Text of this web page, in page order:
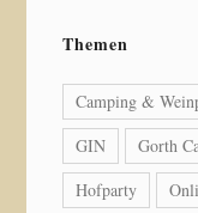
Themen
Camping &
GIN
Gorth
Hofparty